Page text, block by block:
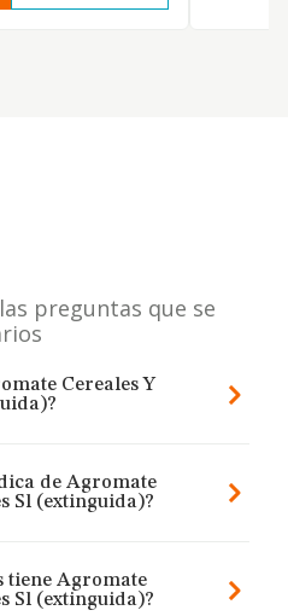
preguntas que se
Cereales Y
de Agromate
Sl (extinguida)?
tiene Agromate
Sl (extinguida)?